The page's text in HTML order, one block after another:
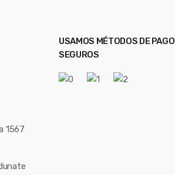
1567
USAMOS MÉTODOS DE PAGO
SEGUROS